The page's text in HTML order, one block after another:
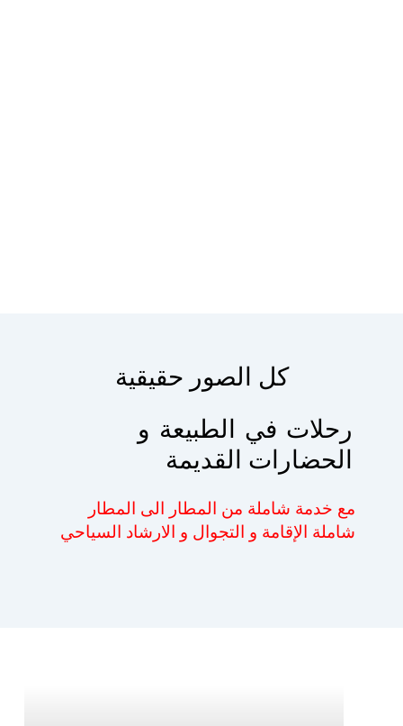
كل الصور حقيقية
رحلات في الطبيعة و
الحضارات القديمة
مع خدمة شاملة من المطار الى المطار
شاملة الإقامة و التجوال و الارشاد السياحي